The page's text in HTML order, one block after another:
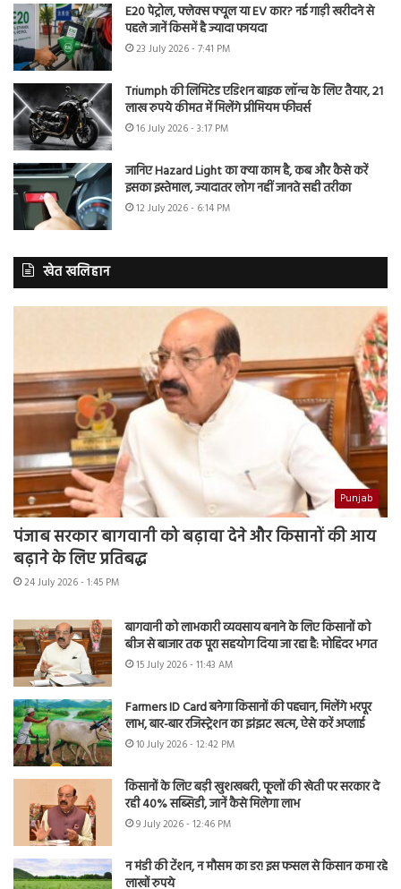
E20 पेट्रोल, फ्लेक्स फ्यूल या EV कार? नई गाड़ी खरीदने से
पहले जानें किसमें है ज्यादा फायदा
23 July 2026 - 7:41 PM
Triumph की लिमिटेड एडिशन बाइक लॉन्च के लिए तैयार, 21
लाख रुपये कीमत में मिलेंगे प्रीमियम फीचर्स
16 July 2026 - 3:17 PM
जानिए Hazard Light का क्या काम है, कब और कैसे करें
इसका इस्तेमाल, ज्यादातर लोग नहीं जानते सही तरीका
12 July 2026 - 6:14 PM
खेत खलिहान
Punjab
पंजाब सरकार बागवानी को बढ़ावा देने और किसानों की आय
बढ़ाने के लिए प्रतिबद्ध
24 July 2026 - 1:45 PM
बागवानी को लाभकारी व्यवसाय बनाने के लिए किसानों को
बीज से बाजार तक पूरा सहयोग दिया जा रहा है: मोहिंदर भगत
15 July 2026 - 11:43 AM
Farmers ID Card बनेगा किसानों की पहचान, मिलेंगे भरपूर
लाभ, बार-बार रजिस्ट्रेशन का झंझट खत्म, ऐसे करें अप्लाई
10 July 2026 - 12:42 PM
किसानों के लिए बड़ी खुशखबरी, फूलों की खेती पर सरकार दे
रही 40% सब्सिडी, जानें कैसे मिलेगा लाभ
9 July 2026 - 12:46 PM
न मंडी की टेंशन, न मौसम का डर! इस फसल से किसान कमा रहे
लाखों रुपये